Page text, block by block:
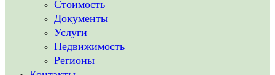
Стоимость
Документы
Услуги
Недвижимость
Регионы